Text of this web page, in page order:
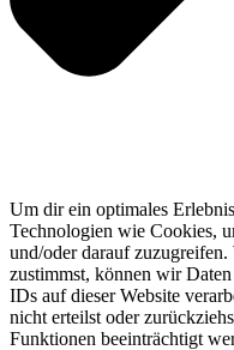
Um dir ein optimales
Technologien wie Cookies,
und/oder darauf
zustimmst, können wir
IDs auf dieser Website
nicht erteilst oder
Funktionen beeinträchtigt